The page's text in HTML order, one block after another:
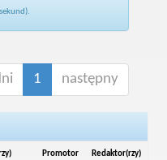
1 następny
Promotor Redaktor(rzy)